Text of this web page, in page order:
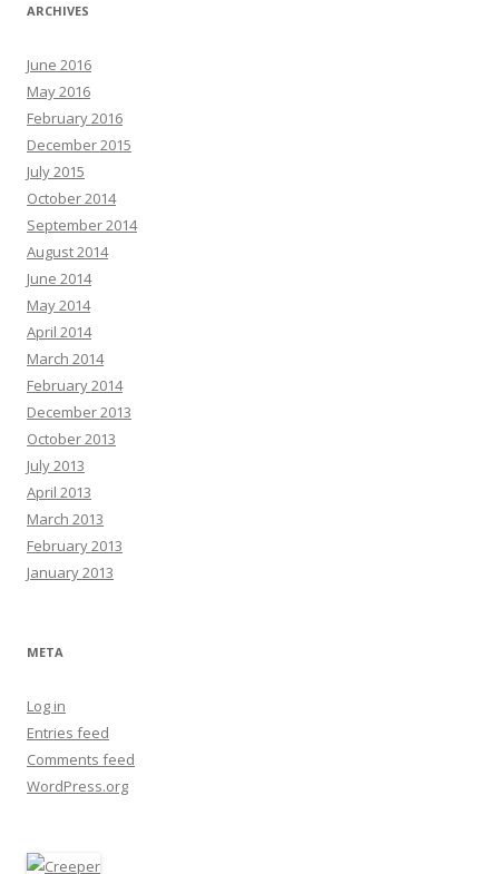
ARCHIVES
June 2016
May 2016
February 2016
December 2015
July 2015
October 2014
September 2014
August 2014
June 2014
May 2014
April 2014
March 2014
February 2014
December 2013
October 2013
July 2013
April 2013
March 2013
February 2013
January 2013
META
Log in
Entries feed
Comments feed
WordPress.org